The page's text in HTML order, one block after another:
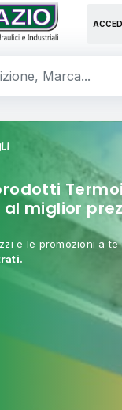
miglior
e le promozioni a te